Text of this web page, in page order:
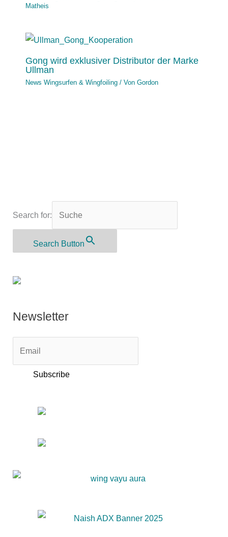
Matheis
Gong wird exklusiver Distributor der Marke
Ullman
News Wingsurfen & Wingfoiling/ Von Gordon
Search for:
Search Button
Newsletter